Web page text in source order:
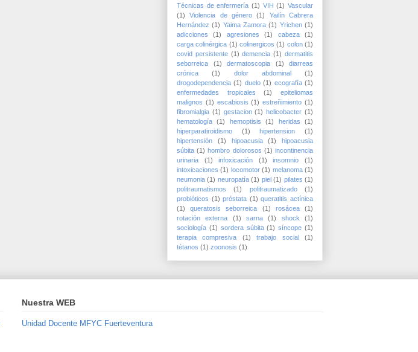
Técnicas de enfermería (1) VIH (1) Vascular
(1)
Violencia de género (1)
Yailín Cabrera
Hernández (1) Yaima Zamora (1) Yrichen (1)
adicciones
(1) agresiones (1) cabeza
(1)
carga colinérgica (1) colinergicos (1) colon (1)
covid persistente (1) demencia (1) dermatitis
seborreica
(1) dermatoscopia (1)
diarreas
crónica
(1) dolor abdominal
(1)
drogodependencia (1) duelo (1) ecografía (1)
enfermedades tropicales
(1)
epiteliomas
malignos (1) escabiosis (1) estreñimiento (1)
fibromialgia (1) gestacion (1) helicobacter (1)
hematología
(1) hemoptisis (1) heridas
(1)
hiperparatiroidismo
(1) hipertension
(1)
hipertensión
(1) hipoacusia (1)
hipoacusia
súbita (1) hombro dolorosos (1) incontinencia
urinaria
(1) infoxicación (1) insomnio
(1)
intoxicaciones (1) locomotor (1) melanoma (1)
neumonia (1) neuropatía (1) piel (1) pilates (1)
politraumatismos
(1) politraumatizado
(1)
probióticos (1) próstata (1) queratitis actínica
(1)
queratosis seborreica (1) rosácea
(1)
rotación externa
(1) sarna (1) shock
(1)
sociología (1) sordera súbita (1) síncope (1)
terapia compresiva
(1) trabajo social
(1)
tétanos (1) zoonosis (1)
Nuestra WEB
Unidad Docente MFYC Fuerteventura